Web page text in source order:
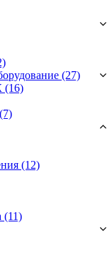
(27)
(16)
(12)
(11)